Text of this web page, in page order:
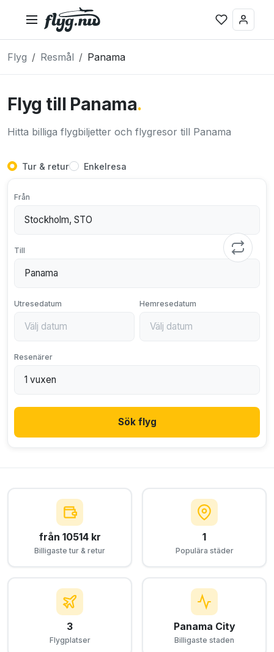
Flyg Resmål Panama
Flyg till Panama.
Hitta billiga flygbiljetter och flygresor till Panama
Tur & retur Enkelresa
Från
Till
Utresedatum Hemresedatum
Resenärer
Sök flyg
från 10514 kr
Billigaste tur & retur
1
Populära städer
3
Flygplatser
Panama City
Billigaste staden